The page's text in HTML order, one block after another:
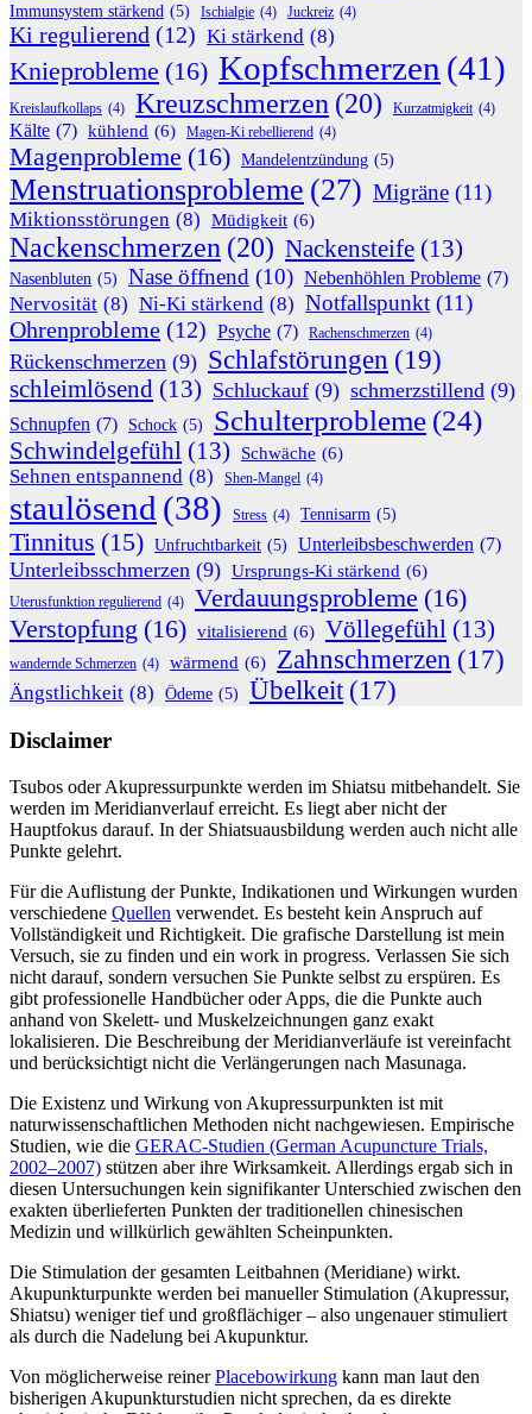
Immunsystem stärkend (5) Ischialgie (4) Juckreiz (4)
Ki regulierend (12) Ki stärkend (8)
Knieprobleme (16) Kopfschmerzen (41)
Kreislaufkollaps (4) Kreuzschmerzen (20) Kurzatmigkeit (4)
Kälte (7) kühlend (6) Magen-Ki rebellierend (4)
Magenprobleme (16) Mandelentzündung (5)
Menstruationsprobleme (27) Migräne (11)
Miktionsstörungen (8) Müdigkeit (6)
Nackenschmerzen (20) Nackensteife (13)
Nasenbluten (5) Nase öffnend (10) Nebenhöhlen Probleme (7)
Nervosität (8) Ni-Ki stärkend (8) Notfallspunkt (11)
Ohrenprobleme (12) Psyche (7) Rachenschmerzen (4)
Rückenschmerzen (9) Schlafstörungen (19)
schleimlösend (13) Schluckauf (9) schmerzstillend (9)
Schnupfen (7) Schock (5) Schulterprobleme (24)
Schwindelgefühl (13) Schwäche (6)
Sehnen entspannend (8) Shen-Mangel (4)
staulösend (38) Stress (4) Tennisarm (5)
Tinnitus (15) Unfruchtbarkeit (5) Unterleibsbeschwerden (7)
Unterleibsschmerzen (9) Ursprungs-Ki stärkend (6)
Uterusfunktion regulierend (4) Verdauungsprobleme (16)
Verstopfung (16) vitalisierend (6) Völlegefühl (13)
wandernde Schmerzen (4) wärmend (6) Zahnschmerzen (17)
Ängstlichkeit (8) Ödeme (5) Übelkeit (17)
Disclaimer
Tsubos oder Akupressurpunkte werden im Shiatsu mitbehandelt. Sie
werden im Meridianverlauf erreicht. Es liegt aber nicht der
Hauptfokus darauf. In der Shiatsuausbildung werden auch nicht alle
Punkte gelehrt.
Für die Auflistung der Punkte, Indikationen und Wirkungen wurden
verschiedene Quellen verwendet. Es besteht kein Anspruch auf
Vollständigkeit und Richtigkeit. Die grafische Darstellung ist mein
Versuch, sie zu finden und ein work in progress. Verlassen Sie sich
nicht darauf, sondern versuchen Sie Punkte selbst zu erspüren. Es
gibt professionelle Handbücher oder Apps, die die Punkte auch
anhand von Skelett- und Muskelzeichnungen ganz exakt
lokalisieren. Die Beschreibung der Meridianverläufe ist vereinfacht
und berücksichtigt nicht die Verlängerungen nach Masunaga.
Die Existenz und Wirkung von Akupressurpunkten ist mit
naturwissenschaftlichen Methoden nicht nachgewiesen. Empirische
Studien, wie die GERAC-Studien (German Acupuncture Trials,
2002–2007) stützen aber ihre Wirksamkeit. Allerdings ergab sich in
diesen Untersuchungen kein signifikanter Unterschied zwischen den
exakten überlieferten Punkten der traditionellen chinesischen
Medizin und willkürlich gewählten Scheinpunkten.
Die Stimulation der gesamten Leitbahnen (Meridiane) wirkt.
Akupunkturpunkte werden bei manueller Stimulation (Akupressur,
Shiatsu) weniger tief und großflächiger – also ungenauer stimuliert
als durch die Nadelung bei Akupunktur.
Von möglicherweise reinerPlacebowirkung kann man laut den
bisherigen Akupunkturstudien nicht sprechen, da es direkte